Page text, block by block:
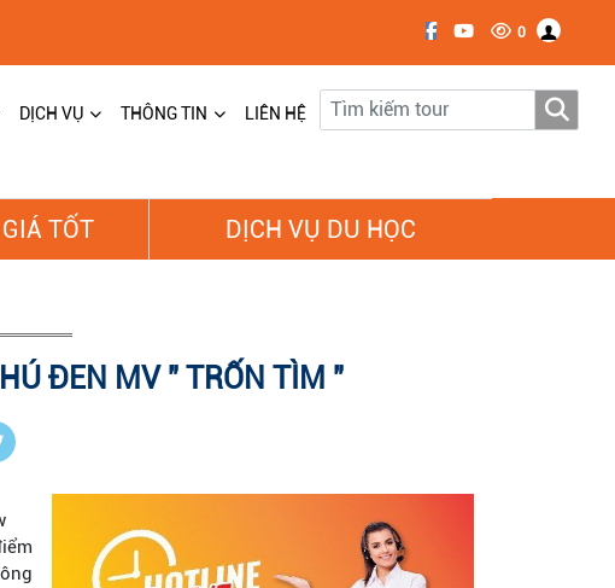
0
DỊCH VỤ THÔNG TIN LIÊN HỆ
TỐT DỊCH VỤ DU HỌC
ĐEN MV " TRỐN TÌM "